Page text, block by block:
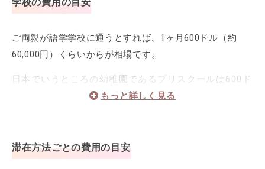
ドル（約16,000円）かかります。
また、ビザとは別に「SEVIS（留学生管理システム）」へ
の登録料として200ドル（約20,000円）も必要となりま
ご両親が語学学校に通うとすれば、1ヶ月600ドル（約
60,000円）くらいからが相場です。
日本でいうところの幼稚園であるプリスクールは600ド
ル（約60,000円）～、小学生・中学生の場合はサマー
プリスクールは預ける時間帯や生後何ヶ月かによっても
滞在方法ごとの費用の目安